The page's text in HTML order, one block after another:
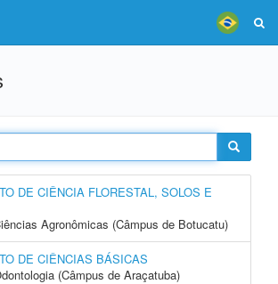
DE CIÊNCIA FLORESTAL, SOLOS E
Agronômicas (Câmpus de Botucatu)
DE CIÊNCIAS BÁSICAS
(Câmpus de Araçatuba)